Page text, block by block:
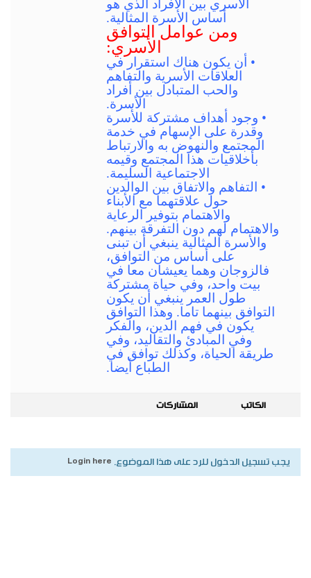
الأسري بين الأفراد الذي هو
أساس الأسرة المثالية.
ومن عوامل التوافق
الأسري:
• أن يكون هناك استقرار في
العلاقات الأسرية والتفاهم
والحب المتبادل بين أفراد
الأسرة.
• وجود أهداف مشتركة للأسرة
وقدرة على الإسهام في خدمة
المجتمع والنهوض به والارتباط
بأخلاقيات هذا المجتمع وقيمه
الاجتماعية السليمة.
• التفاهم والاتفاق بين الوالدين
حول علاقتهما مع الأبناء
والاهتمام بتوفير الرعاية
والاهتمام لهم دون التفرقة بينهم.
والأسرة المثالية ينبغي أن تبنى
على أساس من التوافق،
فالزوجان وهما يعيشان معا في
بيت واحد، وفي حياة مشتركة
طول العمر ينبغي أن يكون
التوافق بينهما تاما. وهذا التوافق
يكون في فهم الدين، والفكر
وفي المبادئ والتقاليد، وفي
طريقة الحياة، وكذلك توافق في
الطباع أيضا.
الكاتب المشاركات
يجب تسجيل الدخول للرد على هذا الموضوع. Login here